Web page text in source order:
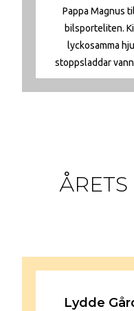
Pappa Magnus
bilsporteliten.
lyckosamma
stoppsladdar
Lydde